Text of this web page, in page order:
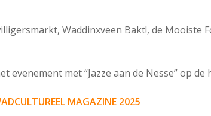
Waddinxveen Bakt!, de Mooiste
evenement met “Jazze aan de Nesse” op
MAGAZINE 2025